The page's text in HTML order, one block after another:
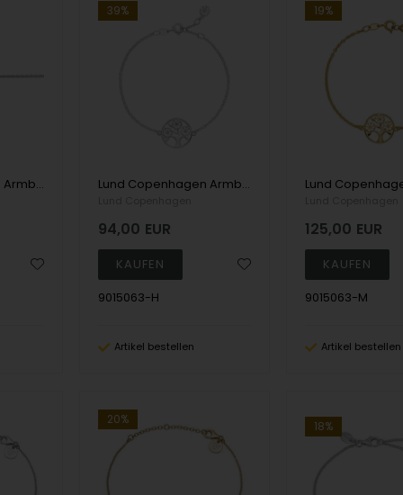
Guld & Sølv design Armband, model 8974-F
39%
Lund Copenhagen Armband, model 9015063-H
94,00 EUR
9015063-H
Artikel bestellen
19%
125,00 EUR
9015063-M
Artikel bestellen
20% 18%